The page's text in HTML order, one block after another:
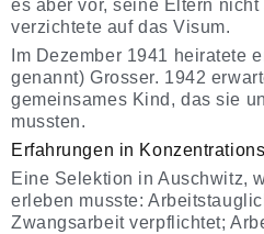
es aber vor, seine Eltern
verzichtete auf das Visum.
Im Dezember 1941 heiratete
genannt) Grosser. 1942
gemeinsames Kind, das sie
mussten.
Erfahrungen in
Eine Selektion in Auschwitz,
erleben musste:
Zwangsarbeit verpflichtet;